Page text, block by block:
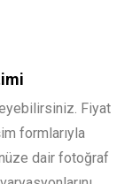
Fiyat
formlarıyla
dair fotoğraf